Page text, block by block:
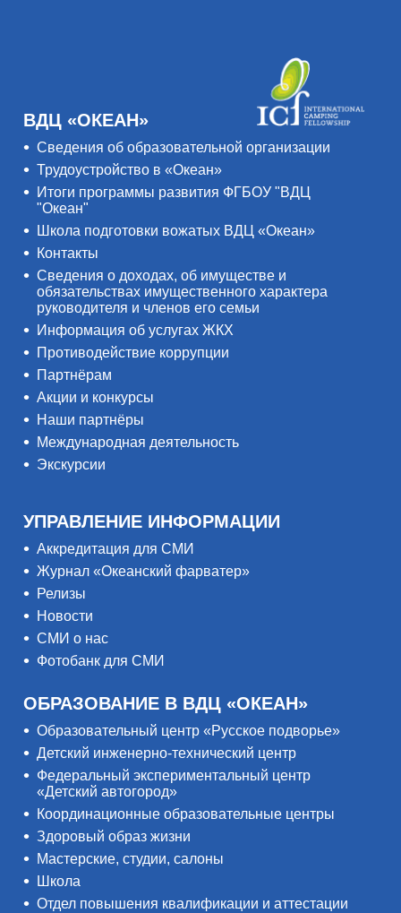
ВДЦ «ОКЕАН»
Сведения об образовательной организации
Трудоустройство в «Океан»
Итоги программы развития ФГБОУ "ВДЦ
"Океан"
Школа подготовки вожатых ВДЦ «Океан»
Контакты
Сведения о доходах, об имуществе и
обязательствах имущественного характера
руководителя и членов его семьи
Информация об услугах ЖКХ
Противодействие коррупции
Партнёрам
Акции и конкурсы
Наши партнёры
Международная деятельность
Экскурсии
УПРАВЛЕНИЕ ИНФОРМАЦИИ
Аккредитация для СМИ
Журнал «Океанский фарватер»
Релизы
Новости
СМИ о нас
Фотобанк для СМИ
ОБРАЗОВАНИЕ В ВДЦ «ОКЕАН»
Образовательный центр «Русское подворье»
Детский инженерно-технический центр
Федеральный экспериментальный центр
«Детский автогород»
Координационные образовательные центры
Здоровый образ жизни
Мастерские, студии, салоны
Школа
Отдел повышения квалификации и аттестации